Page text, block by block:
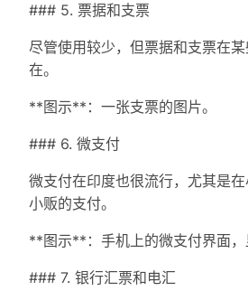
### 5. 票据和支票
尽管使用较少，但票据和支票在
在。
**图示**：一张支票的图片。
### 6. 微支付
微支付在印度也很流行，尤其是
小贩的支付。
**图示**：手机上的微支付界面，
### 7. 银行汇票和电汇